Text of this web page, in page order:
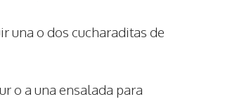
una o dos cucharaditas de
o a una ensalada para